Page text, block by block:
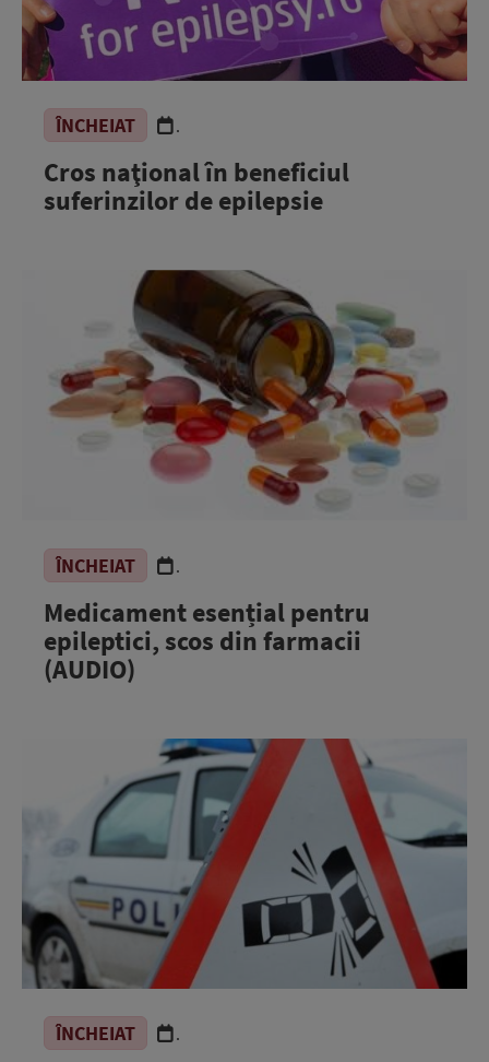
ÎNCHEIAT .
Cros naţional în beneficiul
suferinzilor de epilepsie
ÎNCHEIAT .
Medicament esențial pentru
epileptici, scos din farmacii
(AUDIO)
ÎNCHEIAT .